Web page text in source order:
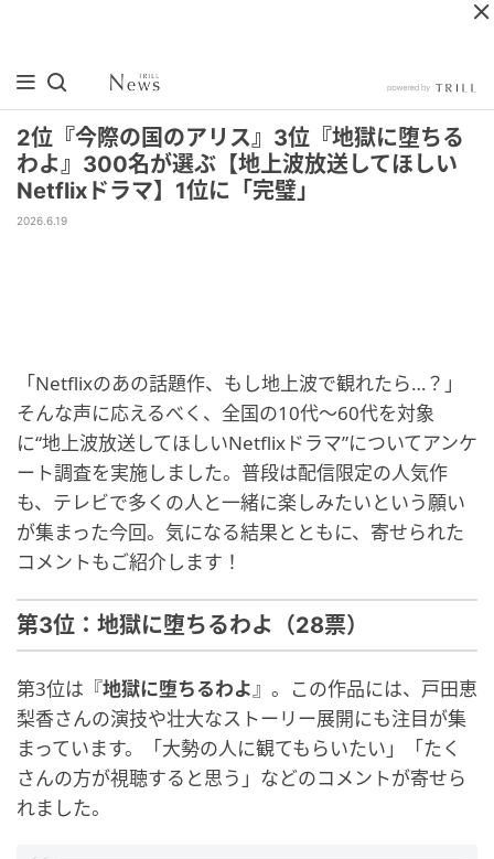
2位『今際の国のアリス』3位『地獄に堕ちる
わよ』300名が選ぶ【地上波放送してほしい
Netflixドラマ】1位に「完璧」
2026.6.19
「Netflixのあの話題作、もし地上波で観れたら…？」
そんな声に応えるべく、全国の10代～60代を対象
に“地上波放送してほしいNetflixドラマ”についてアンケ
ート調査を実施しました。普段は配信限定の人気作
も、テレビで多くの人と一緒に楽しみたいという願い
が集まった今回。気になる結果とともに、寄せられた
コメントもご紹介します！
第3位：地獄に堕ちるわよ（28票）
第3位は『地獄に堕ちるわよ』。この作品には、戸田恵
梨香さんの演技や壮大なストーリー展開にも注目が集
まっています。「大勢の人に観てもらいたい」「たく
さんの方が視聴すると思う」などのコメントが寄せら
れました。